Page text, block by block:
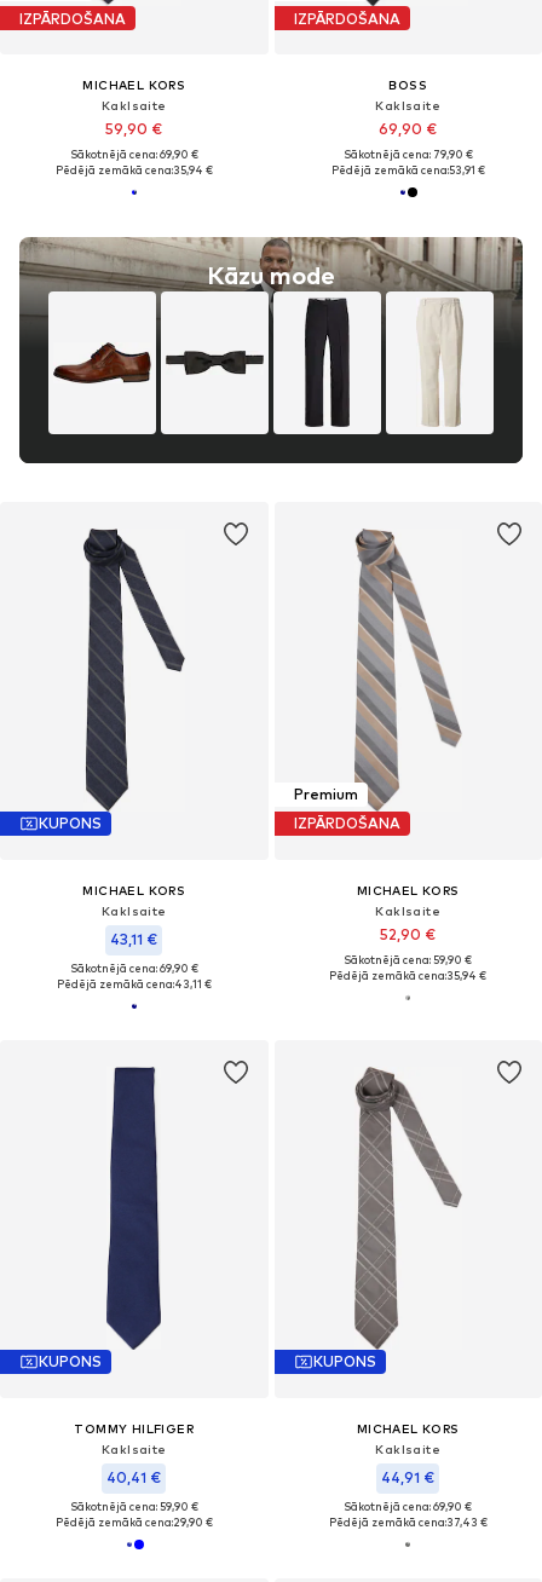
IZPĀRDOŠANA
MICHAEL KORS
Kaklsaite
59,90 €
Sākotnējā cena: 69,90 €
Pēdējā zemākā cena:35,94 €
Kāzu mode
IZPĀRDOŠANA
BOSS
Kaklsaite
69,90 €
Sākotnējā cena: 79,90 €
Pēdējā zemākā cena:53,91 €
KUPONS
MICHAEL KORS
Kaklsaite
43,11 €
Sākotnējā cena: 69,90 €
Pēdējā zemākā cena:43,11 €
Premium
IZPĀRDOŠANA
MICHAEL KORS
Kaklsaite
52,90 €
Sākotnējā cena: 59,90 €
Pēdējā zemākā cena:35,94 €
KUPONS
TOMMY HILFIGER
Kaklsaite
40,41 €
Sākotnējā cena: 59,90 €
Pēdējā zemākā cena:29,90 €
KUPONS
MICHAEL KORS
Kaklsaite
44,91 €
Sākotnējā cena: 69,90 €
Pēdējā zemākā cena:37,43 €